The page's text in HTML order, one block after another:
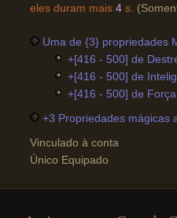
eles duram mais 4 s.
Uma de {3} propriedades
+[416 - 500] de
+[416 - 500] de
+[416 - 500] de Força
+3 Propriedades mágicas
Vinculado à conta
Único Equipado